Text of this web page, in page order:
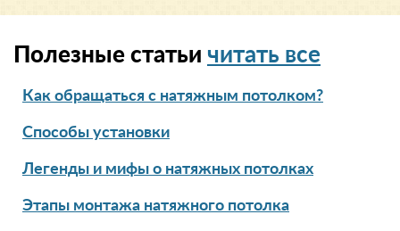
Полезные статьи читать все
Как обращаться с натяжным потолком?
Способы установки
Легенды и мифы о натяжных потолках
Этапы монтажа натяжного потолка